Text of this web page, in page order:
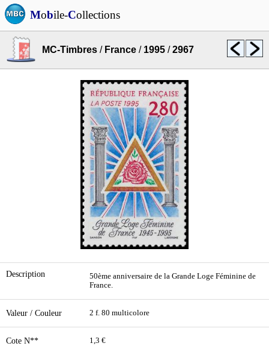
Mobile-Collections
MC-Timbres / France / 1995 /2967
Description
50ème anniversaire de la Grande Loge Féminine de
France.
Valeur / Couleur 2 f. 80 multicolore
Cote N** 1,3 €